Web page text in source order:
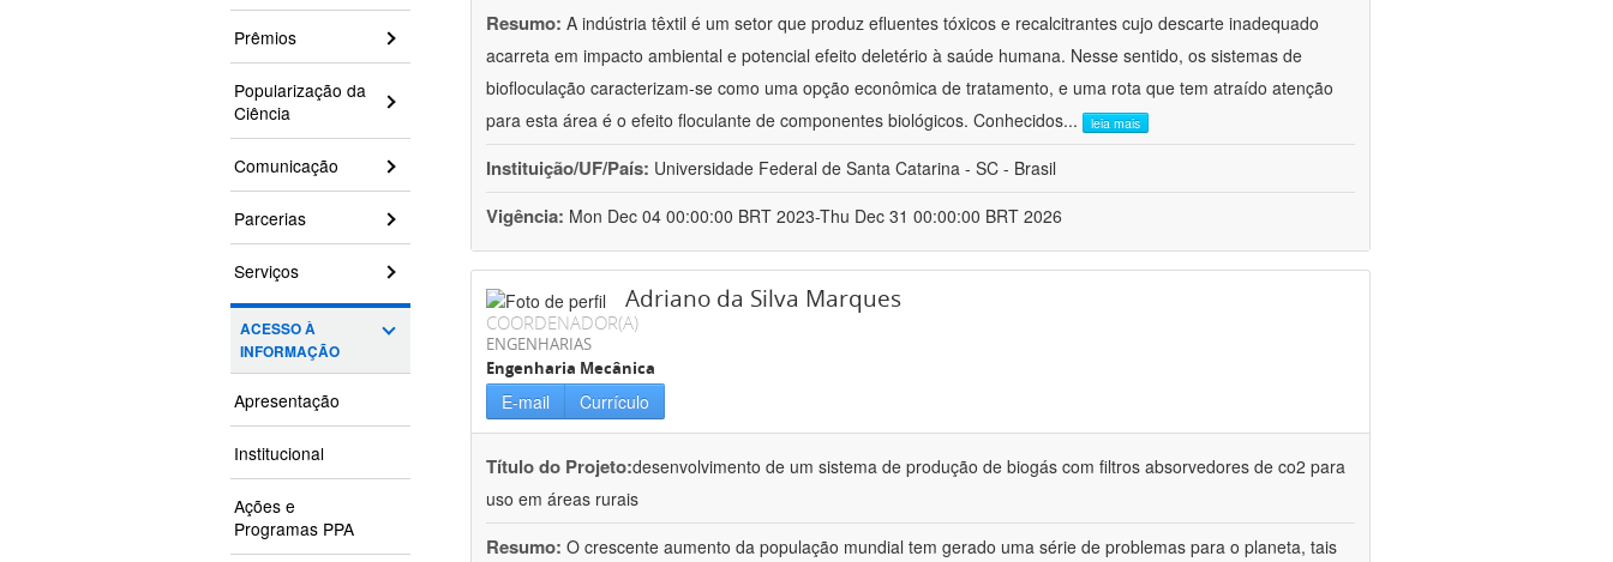
Prêmios
Popularização da
Ciência
Comunicação
Parcerias
Serviços
ACESSO À
INFORMAÇÃO
Apresentação
Institucional
Ações e
Programas PPA
Resumo: A indústria têxtil é um setor que produz efluentes tóxicos e recalcitrantes cujo descarte inadequado
acarreta em impacto ambiental e potencial efeito deletério à saúde humana. Nesse sentido, os sistemas de
biofloculação caracterizam-se como uma opção econômica de tratamento, e uma rota que tem atraído atenção
para esta área é o efeito floculante de componentes biológicos. Conhecidos... leia mais
Instituição/UF/País: Universidade Federal de Santa Catarina - SC - Brasil
Vigência: Mon Dec 04 00:00:00 BRT 2023-Thu Dec 31 00:00:00 BRT 2026
Adriano da Silva Marques
COORDENADOR(A)
ENGENHARIAS
Engenharia Mecânica
E-mail Currículo
Título do Projeto:desenvolvimento de um sistema de produção de biogás com filtros absorvedores de co2 para
uso em áreas rurais
Resumo: O crescente aumento da população mundial tem gerado uma série de problemas para o planeta, tais